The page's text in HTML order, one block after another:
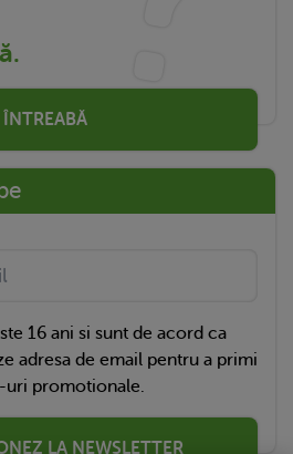
ÎNTREABĂ
16 ani si sunt de acord ca
adresa de email pentru a primi
promotionale.
LA NEWSLETTER